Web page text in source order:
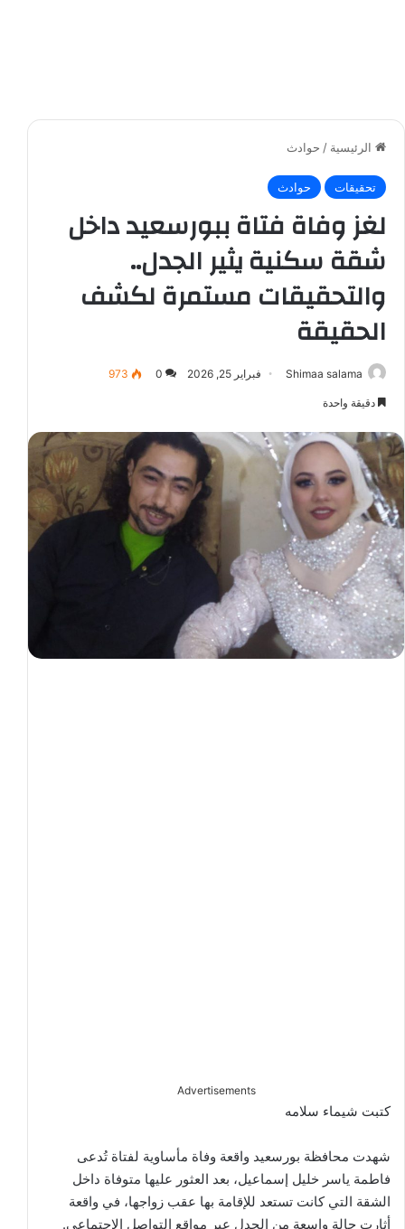
الرئيسية / حوادث
تحقيقات حوادث
لغز وفاة فتاة ببورسعيد داخل
شقة سكنية يثير الجدل..
والتحقيقات مستمرة لكشف
الحقيقة
Shimaa salama فبراير 25, 2026 0
973
دقيقة واحدة
Advertisements
كتبت شيماء سلامه
شهدت محافظة بورسعيد واقعة وفاة مأساوية لفتاة تُدعى
فاطمة ياسر خليل إسماعيل، بعد العثور عليها متوفاة داخل
الشقة التي كانت تستعد للإقامة بها عقب زواجها، في واقعة
أثارت حالة واسعة من الجدل عبر مواقع التواصل الاجتماعي.